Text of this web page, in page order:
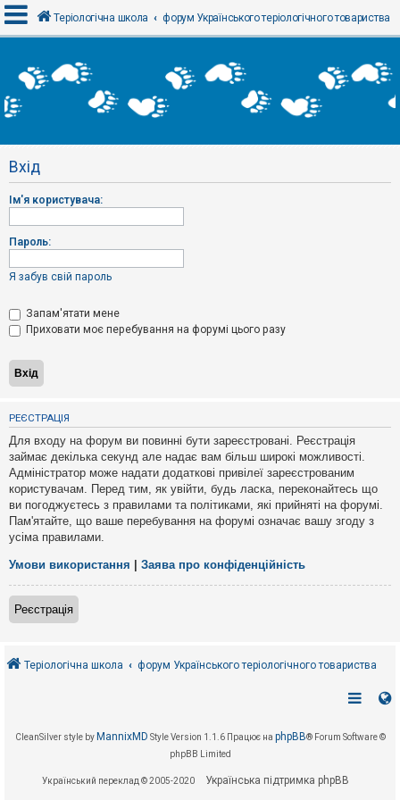
х
і
Р
є
т
р
а
і
Т
м
и
б
з
в
і
д
п
о
в
і
д
е
й
А
к
т
и
і
Теріологічна школа форум Українського теріологічного товариства
Вхід
Ім'я користувача:
Пароль:
Я забув свій пароль
Запам'ятати мене
Приховати моє перебування на форумі цього разу
РЕЄСТРАЦІЯ
Для входу на форум ви повинні бути зареєстровані. Реєстрація
займає декілька секунд але надає вам більш широкі можливості.
Адміністратор може надати додаткові привілеї зареєстрованим
користувачам. Перед тим, як увійти, будь ласка, переконайтесь що
ви погоджуєтесь з правилами та політиками, які прийняті на форумі.
Пам'ятайте, що ваше перебування на форумі означає вашу згоду з
усіма правилами.
Умови використання Заява про конфіденційність
Реєстрація
Теріологічна школа форум Українського теріологічного товариства
CleanSilver style by MannixMD Style Version 1.1.6 Працює на phpBB® Forum Software ©
phpBB Limited
Український переклад © 2005-2020 Українська підтримка phpBB